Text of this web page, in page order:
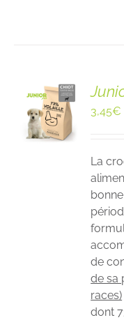
3,45€
La
de
de sa
races)
dont